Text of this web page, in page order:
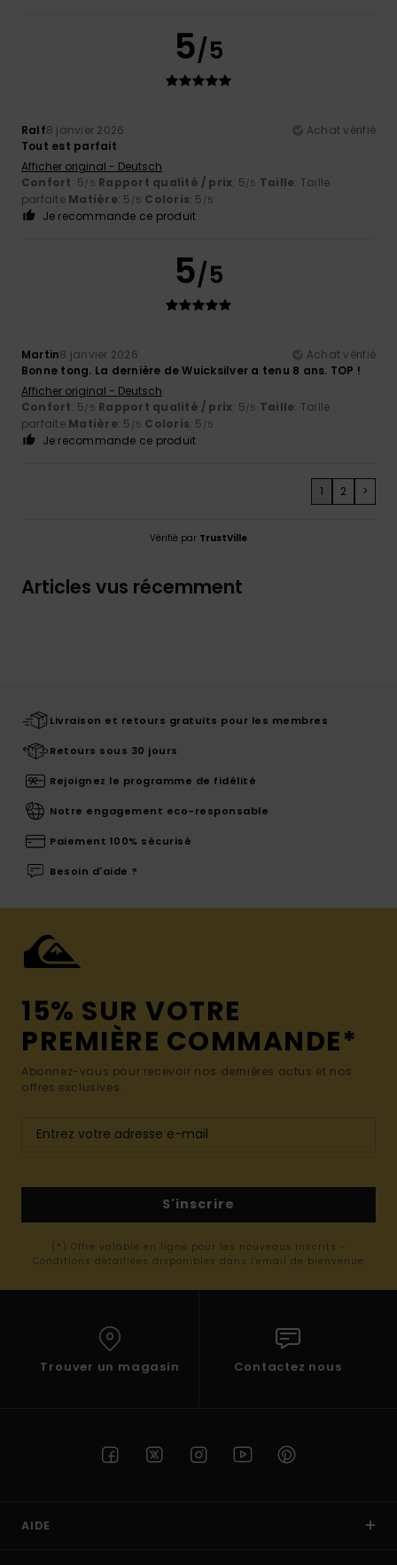
5/5
Ralf8 janvier 2026
Achat vérifié
Tout est parfait
Afficher original - Deutsch
Confort: 5/5 Rapport qualité / prix: 5/5 Taille: Taille
parfaite Matière: 5 /5 Coloris: 5 /5
Je recommande ce produit
5/5
Martin8 janvier 2026
Achat vérifié
Bonne tong. La dernière de Wuicksilver a tenu 8 ans. TOP !
Afficher original - Deutsch
Confort: 5/5 Rapport qualité / prix: 5/5 Taille: Taille
parfaite Matière: 5 /5 Coloris: 5 /5
Je recommande ce produit
1 2 >
Vérifié par TrustVille
Articles vus récemment
Livraison et retours gratuits pour les membres
Retours sous 30 jours
Rejoignez le programme de fidélité
Notre engagement eco-responsable
Paiement 100% sécurisé
Besoin d'aide ?
15% SUR VOTRE
PREMIÈRE COMMANDE*
Abonnez-vous pour recevoir nos dernières actus et nos
offres exclusives.
S'inscrire
(*) Offre valable en ligne pour les nouveaux inscrits -
Conditions détaillées disponibles dans l'email de bienvenue
Trouver un magasin Contactez nous
AIDE